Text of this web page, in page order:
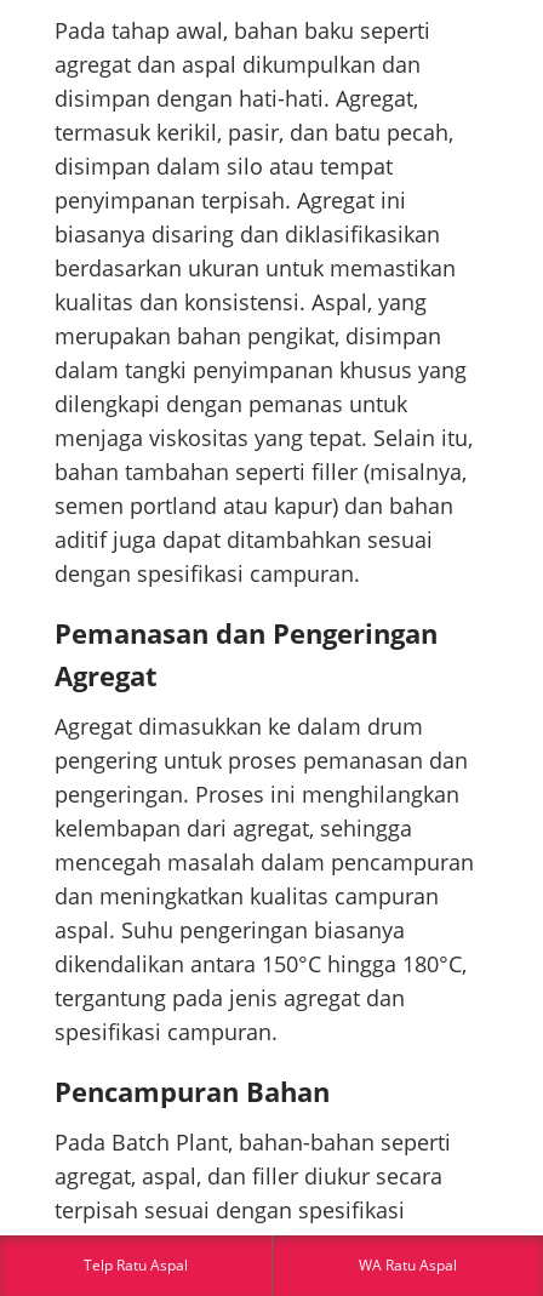
Pada tahap awal, bahan baku seperti
agregat dan aspal dikumpulkan dan
disimpan dengan hati-hati. Agregat,
termasuk kerikil, pasir, dan batu pecah,
disimpan dalam silo atau tempat
penyimpanan terpisah. Agregat ini
biasanya disaring dan diklasifikasikan
berdasarkan ukuran untuk memastikan
kualitas dan konsistensi. Aspal, yang
merupakan bahan pengikat, disimpan
dalam tangki penyimpanan khusus yang
dilengkapi dengan pemanas untuk
menjaga viskositas yang tepat. Selain itu,
bahan tambahan seperti filler (misalnya,
semen portland atau kapur) dan bahan
aditif juga dapat ditambahkan sesuai
dengan spesifikasi campuran.
Pemanasan dan Pengeringan
Agregat
Agregat dimasukkan ke dalam drum
pengering untuk proses pemanasan dan
pengeringan. Proses ini menghilangkan
kelembapan dari agregat, sehingga
mencegah masalah dalam pencampuran
dan meningkatkan kualitas campuran
aspal. Suhu pengeringan biasanya
dikendalikan antara 150°C hingga 180°C,
tergantung pada jenis agregat dan
spesifikasi campuran.
Pencampuran Bahan
Pada Batch Plant, bahan-bahan seperti
agregat, aspal, dan filler diukur secara
terpisah sesuai dengan spesifikasi
campuran. Proses pemanasan dan
pencampuran dilakukan dalam batch
Telp Ratu Aspal WA Ratu Aspal